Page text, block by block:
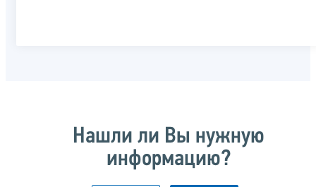
Нашли ли Вы нужную
информацию?